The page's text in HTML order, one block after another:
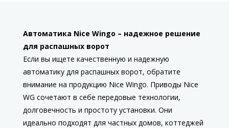
Автоматика Nice Wingo – надежное решение
для распашных ворот
Если вы ищете качественную и надежную
автоматику для распашных ворот, обратите
внимание на продукцию Nice Wingo. Приводы Nice
WG сочетают в себе передовые технологии,
долговечность и простоту установки. Они
идеально подходят для частных домов, коттеджей